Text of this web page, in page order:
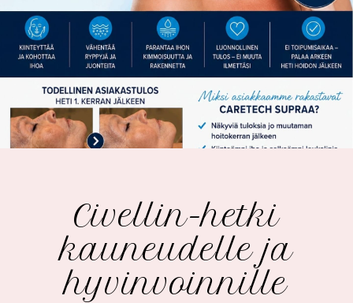
Civellin-hetki
kauneudelle ja
hyvinvoinnille